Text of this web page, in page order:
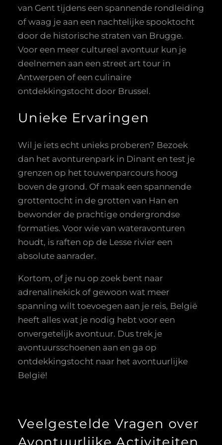
van Gent tijdens een spannende rondleiding
of waag je aan een nachtelijke spooktocht
door de historische straten van Brugge.
Voor een meer cultureel avontuur kun je
deelnemen aan een street art tour in
Antwerpen of een culinaire
ontdekkingstocht door Brussel.
Unieke Ervaringen
Wil je iets echt unieks proberen? Bezoek
dan het avonturenpark in Dinant en test je
grenzen op het touwenparcours hoog
boven de grond. Of maak een spannende
grottentocht in de grotten van Han en
bewonder de prachtige ondergrondse
formaties. Voor wie van wateravonturen
houdt, is raften op de Lesse rivier een
absolute aanrader.
Kortom, of je nu op zoek bent naar
adrenalinekick of gewoon wat meer
spanning wilt toevoegen aan je reis, België
heeft alles wat je nodig hebt voor een
onvergetelijk avontuur. Dus trek je
avontuursschoenen aan en ga op
ontdekkingstocht naar het avontuurlijke
België!
Veelgestelde Vragen over